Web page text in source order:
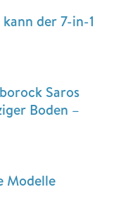
der 7-in-1
Saros
Boden –
Modelle